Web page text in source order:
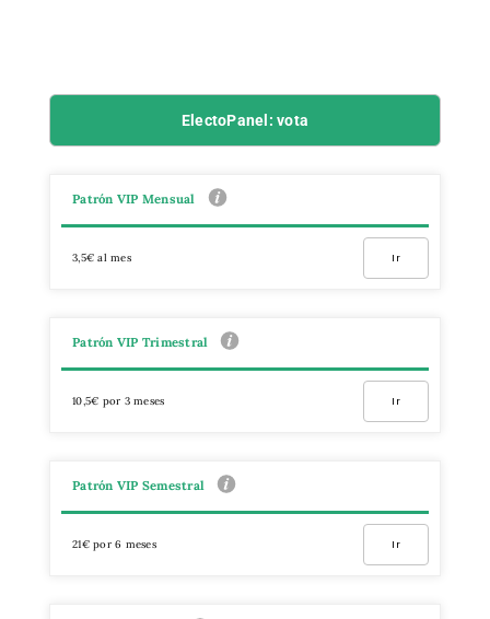
ElectoPanel: vota
Patrón VIP Mensual
3,5€ al mes Ir
Patrón VIP Trimestral
10,5€ por 3 meses Ir
Patrón VIP Semestral
21€ por 6 meses Ir